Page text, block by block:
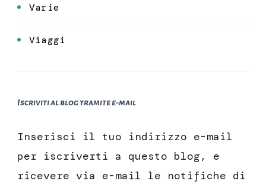
Varie
Viaggi
Iscriviti al blog tramite e-mail
Inserisci il tuo indirizzo e-mail
per iscriverti a questo blog, e
ricevere via e-mail le notifiche di